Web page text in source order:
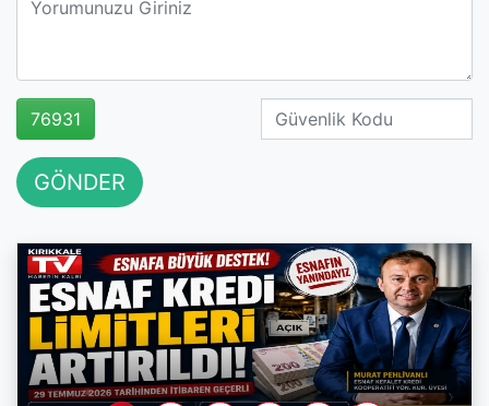
76931
GÖNDER